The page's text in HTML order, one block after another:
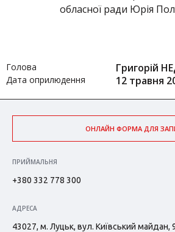
обласної ради Юрія
Голова Григорій
Дата оприлюдення 12 травня
ОНЛАЙН ФОРМА ДЛЯ
ПРИЙМАЛЬНЯ
+380 332 778 300
АДРЕСА
43027, м. Луцьк, вул. Київський майдан,